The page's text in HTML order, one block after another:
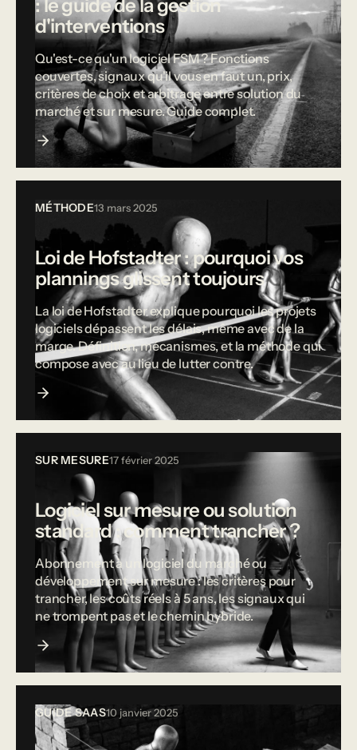
: le guide de la gestion
d'interventions
Qu'est-ce qu'un logiciel FSM ? Fonctions
couvertes, signaux qu'il vous en faut un, prix,
critères de choix et arbitrage entre solution du
marché et sur mesure. Guide complet.
MÉTHODE13 mars 2025
Loi de Hofstadter : pourquoi vos
plannings glissent toujours
La loi de Hofstadter explique pourquoi les projets
logiciels dépassent les délais, même avec de la
marge. Définition, mécanismes, et la méthode qui
compose avec au lieu de lutter contre.
SUR MESURE17 février 2025
Logiciel sur mesure ou solution
standard : comment trancher ?
Abonnement à un logiciel du marché ou
développement sur mesure : les critères pour
trancher, les coûts réels à 5 ans, les signaux qui
ne trompent pas et le chemin hybride.
GUIDE SAAS10 janvier 2025